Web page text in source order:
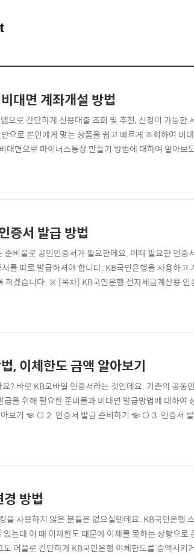
대면 계좌개설 방법
으로 간단하게 신용대출 조회 및 추천, 신청이 가능한
으로 본인에게 맞는 상품을 쉽고 빠르게 조회하여 비
대면으로 마이너스통장 만들기 방법에 대하여 알아보
☜ ⊙ 3. 마이너스통장 준비하기 ☜ ⊙ 3. 마이너스통장
증서 발급 방법
비물로 공인인증서가 필요한데요. 이때 필요한 인증
를 따로 발급하셔야 합니다. KB국민은행을 사용하고
하겠습니다. ※ [목차] KB국민은행 전자세금계산용 인
☜ ⊙ 국민은행 자주 찾는 서비스/문제해결 [바로가
, 이체한도 금액 알아보기
? 바로 KB모바일 인증서라는 것인데요. 기존의 공동
을 위해 필요한 준비물과 비대면 발급방법에 대하여
보기 ☜ ⊙ 2. 인증서 발급 준비하기 ☜ ⊙ 3. 인증서
아보기 ▶ KB모바일 인증서란? KB모바일인증서란 금
방법
사용하지 않은 분들은 없으실텐데요. KB국민은행
는데 이 때 이체한도 때문에 이체를 못하는 상황으로
어플로 간단하게 KB국민은행 이체한도를 증액시키